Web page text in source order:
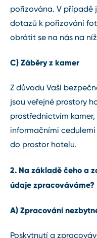
pořizována. V případě
dotazů k pořizování
obrátit se na nás na
C) Záběry z kamer
Z důvodu Vaší
jsou veřejné prostory
prostřednictvím
informačními
do prostor hotelu.
2. Na základě čeho a
údaje zpracováváme?
A) Zpracování
Poskytnutí a